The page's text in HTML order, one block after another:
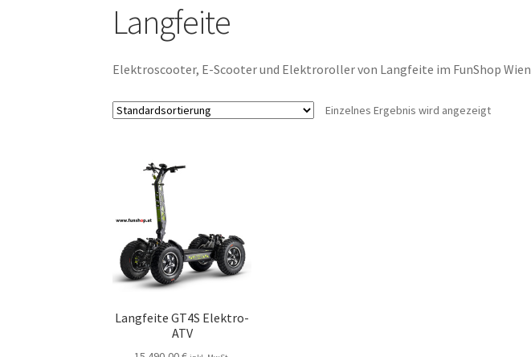
Langfeite
Elektroscooter, E-Scooter und Elektroroller von Langfeite im FunShop Wien
Einzelnes Ergebnis wird angezeigt
Langfeite GT4S Elektro-
ATV